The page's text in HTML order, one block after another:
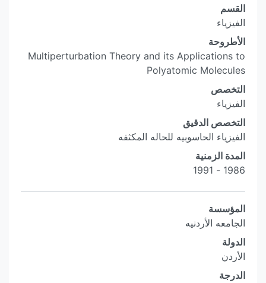
القسم
الفيزياء
الأطروحة
Multiperturbation Theory and its Applications to
Polyatomic Molecules
التخصص
الفيزياء
التخصص الدقيق
الفيزياء الحاسوبيه للحاله المكثفه
المدة الزمنية
1986 - 1991
المؤسسة
الجامعه الأردنيه
الدولة
الأردن
الدرجة